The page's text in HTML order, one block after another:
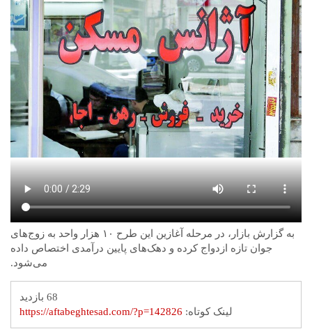
به گزارش بازار، در مرحله آغازین این طرح ۱۰ هزار واحد به زوج‌های
جوان تازه ازدواج کرده و دهک‌های پایین درآمدی اختصاص داده
می‌شود.
68 بازدید
لینک کوتاه:https://aftabeghtesad.com/?p=142826